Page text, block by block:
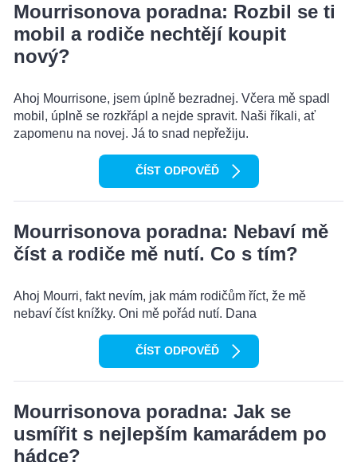
Mourrisonova poradna: Rozbil se ti
mobil a rodiče nechtějí koupit
nový?
Ahoj Mourrisone, jsem úplně bezradnej. Včera mě spadl
mobil, úplně se rozkřápl a nejde spravit. Naši říkali, ať
zapomenu na novej. Já to snad nepřežiju.
ČÍST ODPOVĚĎ
Mourrisonova poradna: Nebaví mě
číst a rodiče mě nutí. Co s tím?
Ahoj Mourri, fakt nevím, jak mám rodičům říct, že mě
nebaví číst knížky. Oni mě pořád nutí. Dana
ČÍST ODPOVĚĎ
Mourrisonova poradna: Jak se
usmířit s nejlepším kamarádem po
hádce?